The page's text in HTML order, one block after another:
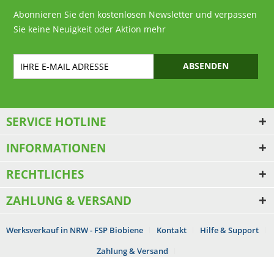
Abonnieren Sie den kostenlosen Newsletter und verpassen
Sie keine Neuigkeit oder Aktion mehr
ABSENDEN
SERVICE HOTLINE
INFORMATIONEN
RECHTLICHES
ZAHLUNG & VERSAND
Werksverkauf in NRW - FSP Biobiene Kontakt
Hilfe & Support
Zahlung & Versand